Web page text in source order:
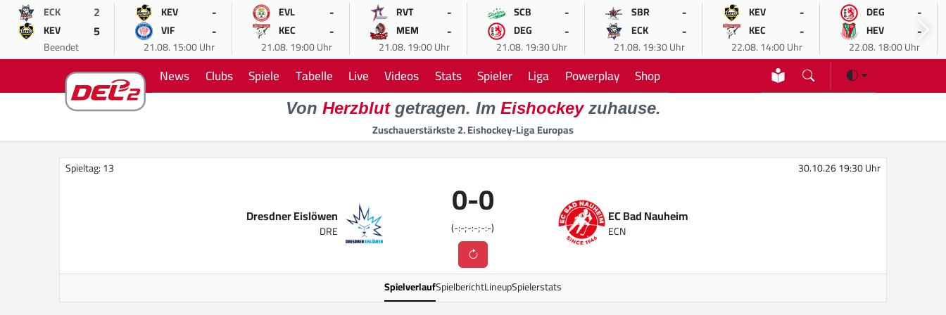
ECK 2
KEV 5
Beendet
KEV -
VIF -
21.08. 15:00 Uhr
EVL -
KEC -
21.08. 19:00 Uhr
RVT -
MEM -
21.08. 19:00 Uhr
SCB -
DEG -
21.08. 19:30 Uhr
SBR -
ECK -
21.08. 19:30 Uhr
KEV -
KEC -
22.08. 14:00 Uhr
DEG -
HEV -
22.08. 18:00 Uhr
News Clubs Spiele Tabelle Live Videos Stats Spieler Liga Powerplay Shop
Von Herzblutgetragen. Im Eishockeyzuhause.
Zuschauerstärkste 2. Eishockey-Liga Europas
Spieltag: 13 30.10.26 19:30 Uhr
Dresdner Eislöwen
DRE
0-0
(-:-;-:-;-:-)
EC Bad Nauheim
ECN
SpielverlaufSpielberichtLineupSpielerstats